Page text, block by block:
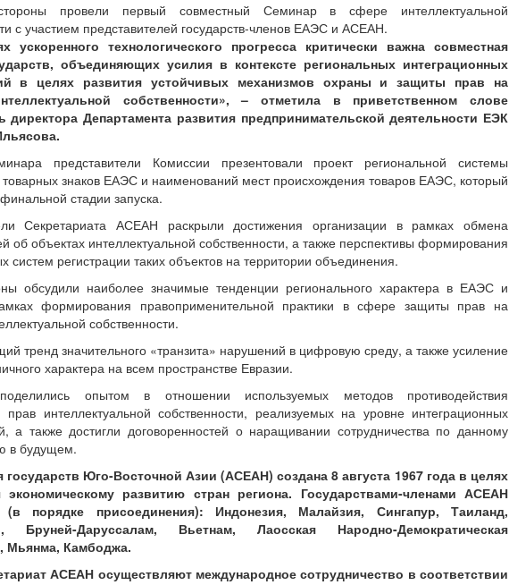
провели первый совместный Семинар в сфере интеллектуальной
с участием представителей государств-членов ЕАЭС и АСЕАН.
ускоренного технологического прогресса критически важна совместная
объединяющих усилия в контексте региональных интеграционных
в целях развития устойчивых механизмов охраны и защиты прав на
собственности», – отметила в приветственном слове
директора Департамента развития предпринимательской деятельности ЕЭК
представители Комиссии презентовали проект региональной системы
товарных знаков ЕАЭС и наименований мест происхождения товаров ЕАЭС, который
стадии запуска.
Секретариата АСЕАН раскрыли достижения организации в рамках обмена
об объектах интеллектуальной собственности, а также перспективы формирования
систем регистрации таких объектов на территории объединения.
обсудили наиболее значимые тенденции регионального характера в ЕАЭС и
формирования правоприменительной практики в сфере защиты прав на
собственности.
тренд значительного «транзита» нарушений в цифровую среду, а также усиление
характера на всем пространстве Евразии.
опытом в отношении используемых методов противодействия
интеллектуальной собственности, реализуемых на уровне интеграционных
а также достигли договоренностей о наращивании сотрудничества по данному
в будущем.
государств Юго-Восточной Азии (АСЕАН) создана 8 августа 1967 года в целях
экономическому развитию стран региона. Государствами-членами АСЕАН
(в порядке присоединения): Индонезия, Малайзия, Сингапур, Таиланд,
Бруней-Даруссалам, Вьетнам, Лаосская Народно-Демократическая
Мьянма, Камбоджа.
АСЕАН осуществляют международное сотрудничество в соответствии